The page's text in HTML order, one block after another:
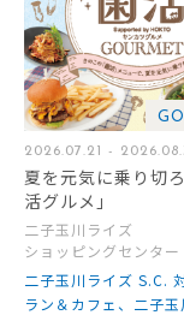
2026.07.21 -
夏を元気に乗り切
活グルメ」
二子玉川ライズ
ショッピングセンター
二子玉川ライズ S.C.
ラン＆カフェ、二子玉